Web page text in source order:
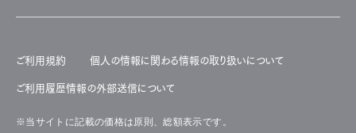
ご利用規約 個人の情報に関わる情報の取り扱いについて
ご利用履歴情報の外部送信について
※当サイトに記載の価格は原則、総額表示です。